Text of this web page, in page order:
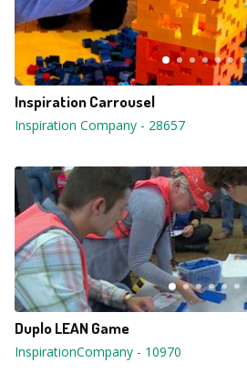
Inspiration Carrousel
Inspiration Company - 28657
Duplo LEAN Game
InspirationCompany - 10970